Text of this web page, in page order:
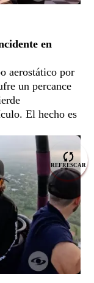
REFRESCAR
en
aerostático por
un percance
El hecho es